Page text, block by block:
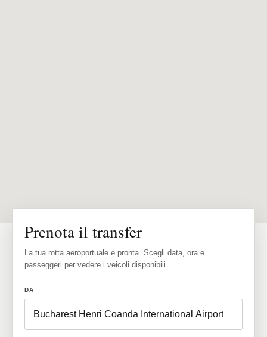
Prenota il transfer
La tua rotta aeroportuale e pronta. Scegli data, ora e
passeggeri per vedere i veicoli disponibili.
DA